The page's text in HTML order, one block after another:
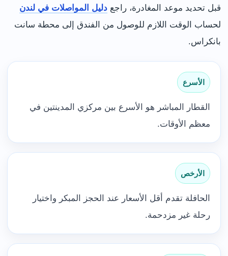
قبل تحديد موعد المغادرة، راجع دليل المواصلات في لندن
لحساب الوقت اللازم للوصول من الفندق إلى محطة سانت
بانكراس.
الأسرع
القطار المباشر هو الأسرع بين مركزي المدينتين في
معظم الأوقات.
الأرخص
الحافلة تقدم أقل الأسعار عند الحجز المبكر واختيار
رحلة غير مزدحمة.